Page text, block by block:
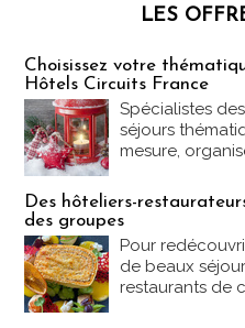
LES
Choisissez votre
Hôtels Circuits France
Spécialistes
séjours
mesure,
Des hôteliers-
des groupes
Pour
de beaux
restaurants de